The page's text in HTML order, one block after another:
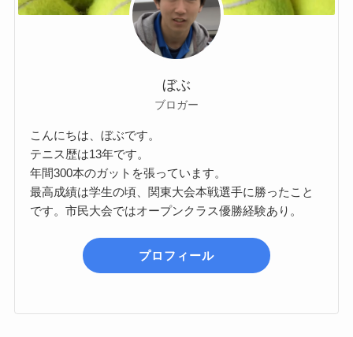
ぼぶ
ブロガー
こんにちは、ぼぶです。
テニス歴は13年です。
年間300本のガットを張っています。
最高成績は学生の頃、関東大会本戦選手に勝ったこと
です。市民大会ではオープンクラス優勝経験あり。
プロフィール